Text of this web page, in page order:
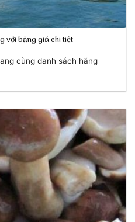
với bảng giá chi tiết
cùng danh sách hãng